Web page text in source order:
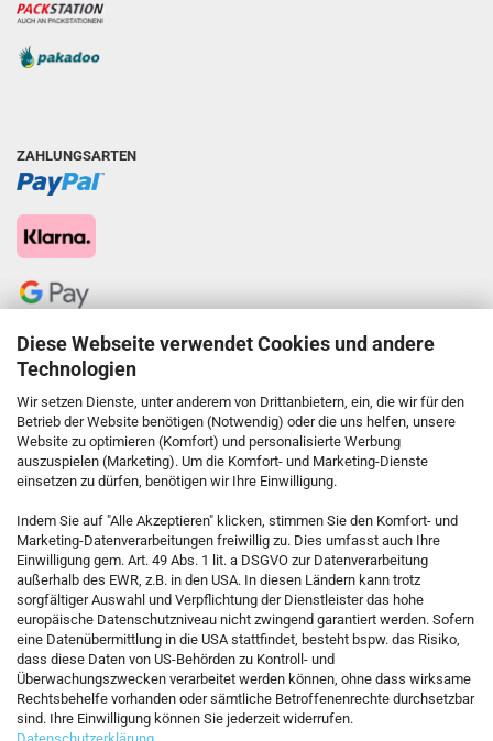
Diese Webseite verwendet Cookies und andere
Technologien
Wir setzen Dienste, unter anderem von Drittanbietern, ein, die wir für den
Betrieb der Website benötigen (Notwendig) oder die uns helfen, unsere
Website zu optimieren (Komfort) und personalisierte Werbung
auszuspielen (Marketing). Um die Komfort- und Marketing-Dienste
einsetzen zu dürfen, benötigen wir Ihre Einwilligung.
Indem Sie auf "Alle Akzeptieren" klicken, stimmen Sie den Komfort- und
Marketing-Datenverarbeitungen freiwillig zu. Dies umfasst auch Ihre
Einwilligung gem. Art. 49 Abs. 1 lit. a DSGVO zur Datenverarbeitung
außerhalb des EWR, z.B. in den USA. In diesen Ländern kann trotz
sorgfältiger Auswahl und Verpflichtung der Dienstleister das hohe
europäische Datenschutzniveau nicht zwingend garantiert werden. Sofern
eine Datenübermittlung in die USA stattfindet, besteht bspw. das Risiko,
dass diese Daten von US-Behörden zu Kontroll- und
Überwachungszwecken verarbeitet werden können, ohne dass wirksame
Rechtsbehelfe vorhanden oder sämtliche Betroffenenrechte durchsetzbar
sind. Ihre Einwilligung können Sie jederzeit widerrufen.
Datenschutzerklärung
ZAHLUNGSARTEN
KONTAKT
Kostenfreie Service-Hotline
0800 5892815
Callback Service